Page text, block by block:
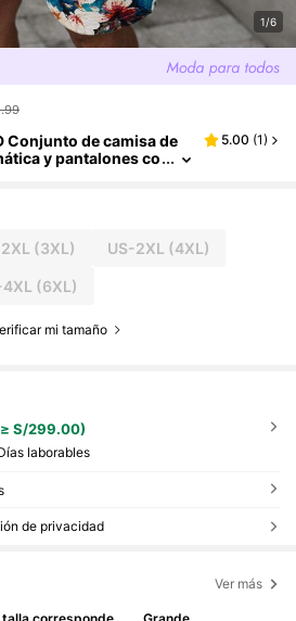
1/6
Conjunto de camisa de
y pantalones co
5.00 (1)
(3XL) US-2XL (4XL)
4XL (6XL)
mi tamaño
S/299.00)
laborables
de privacidad
Ver más